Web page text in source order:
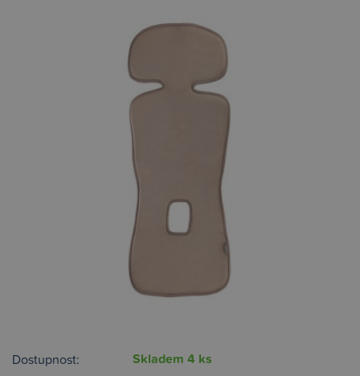
Dostupnost: Skladem 4 ks